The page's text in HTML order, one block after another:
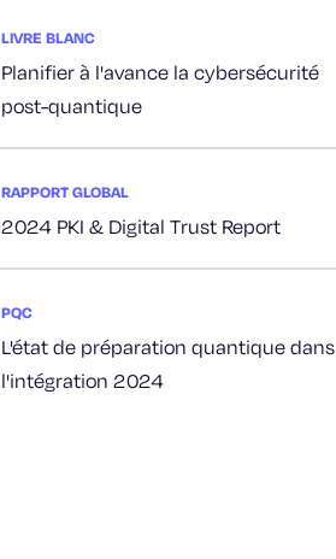
LIVRE BLANC
Planifier à l'avance la cybersécurité
post-quantique
RAPPORT GLOBAL
2024 PKI & Digital Trust Report
PQC
L'état de préparation quantique dans
l'intégration 2024